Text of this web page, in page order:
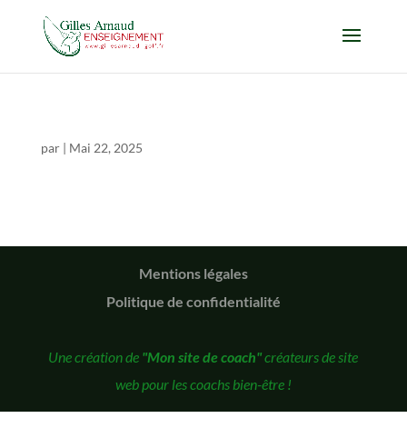
par | Mai 22, 2025
Mentions légales
Politique de confidentialité
Une création de "Mon site de coach"créateurs de site
web pour les coachs bien-être !